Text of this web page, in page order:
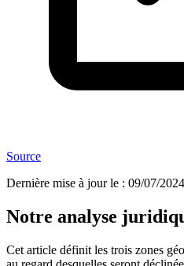
Source
Dernière mise à jour le : 09/07/2024
Notre analyse
Cet article définit les trois zones